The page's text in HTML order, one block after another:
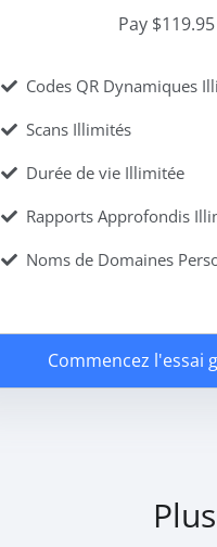
Pay
Codes QR Dynamiques
Scans Illimités
Durée de vie Illimitée
Rapports Approfondis
Noms de Domaines
Commencez l'essai